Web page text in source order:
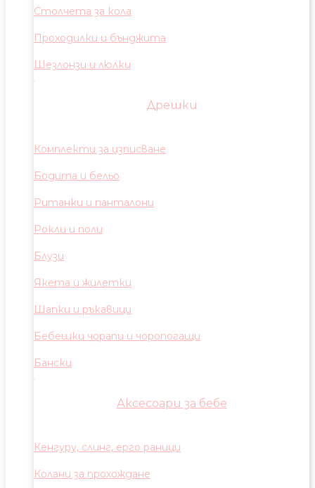
Столчета за кола
Проходилки и бънджита
Шезлонзи и люлки
Дрешки
Комплекти за изписване
Бодита и бельо
Ританки и панталони
Рокли и поли
Блузи
Якета и жилетки
Шапки и ръкавици
Бебешки чорапи и чоропогащи
Бански
Аксесоари за бебе
Кенгуру, слинг, ерго раници
Колани за прохождане